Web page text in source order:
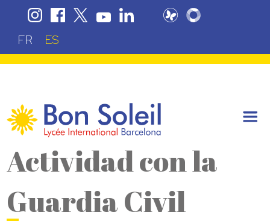
FR ES
Actividad con la
Guardia Civil